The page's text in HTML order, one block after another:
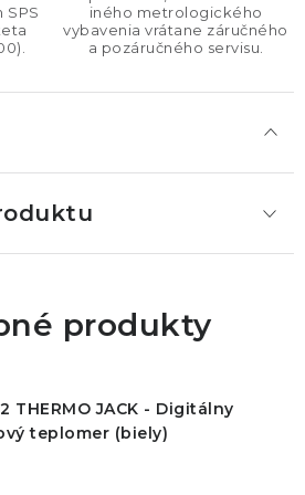
iného metrologického
vybavenia vrátane záručného
a pozáručného servisu.
produkty
THERMO JACK - Digitálny
teplomer (biely)